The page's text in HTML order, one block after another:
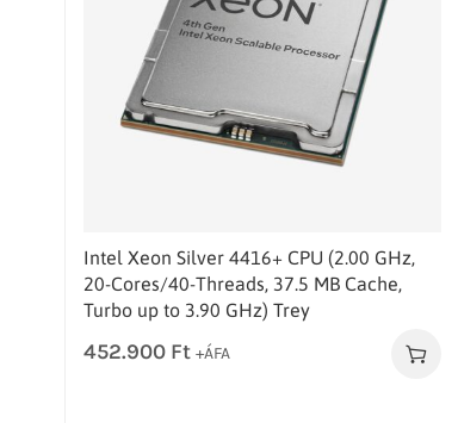
Intel Xeon Silver 4416+ CPU (2.00 GHz,
20-Cores/40-Threads, 37.5 MB Cache,
Turbo up to 3.90 GHz) Trey
452.900 Ft +ÁFA